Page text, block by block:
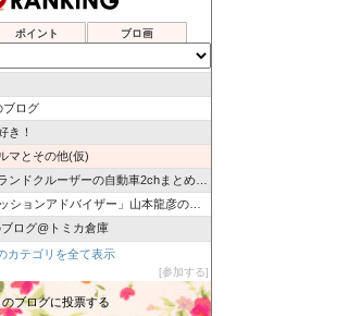
ポイント ブロ画
局
解説する研究者
ブログ
き！
マとその他(仮)
ドクルーザーの自動車2chまとめ.com
ションアドバイザー」山本龍彦のブログ
ログ@トミカ倉庫
カーリペア専門店 轟ＢＯＤY 日々の出来事
グ
カテゴリを全て表示
参加する
のブログに投票する